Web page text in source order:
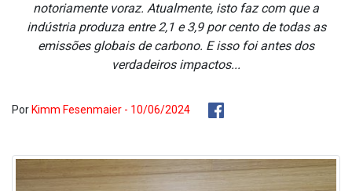
notoriamente voraz. Atualmente, isto faz com que a
indústria produza entre 2,1 e 3,9 por cento de todas as
emissões globais de carbono. E isso foi antes dos
verdadeiros impactos...
Por Kimm Fesenmaier - 10/06/2024